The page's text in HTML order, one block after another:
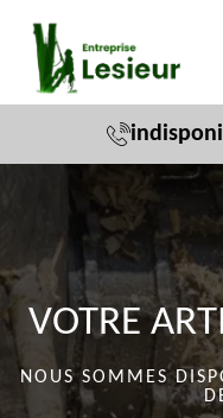
VOTRE
NOUS SOMMES